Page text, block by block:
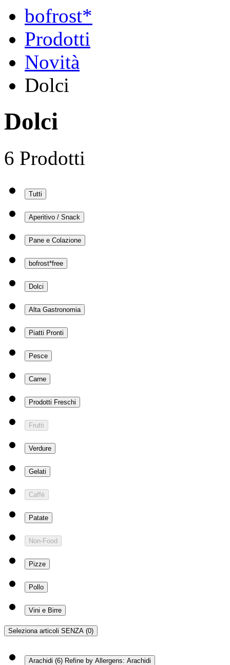
bofrost*
Prodotti
Novità
Dolci
Dolci
6 Prodotti
Tutti
Aperitivo / Snack
Pane e Colazione
bofrost*free
Dolci
Alta Gastronomia
Piatti Pronti
Pesce
Carne
Prodotti Freschi
Frutti
Verdure
Gelati
Caffè
Patate
Non-Food
Pizze
Pollo
Vini e Birre
Seleziona articoli SENZA (0)
Arachidi (6) Refine by Allergens: Arachidi